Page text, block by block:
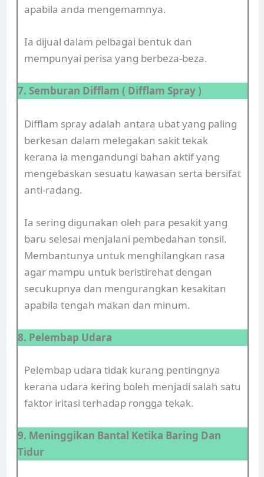
apabila anda mengemamnya.
Ia dijual dalam pelbagai bentuk dan
mempunyai perisa yang berbeza-beza.
7. Semburan Difflam ( Difflam Spray )
Difflam spray adalah antara ubat yang paling
berkesan dalam melegakan sakit tekak
kerana ia mengandungi bahan aktif yang
mengebaskan sesuatu kawasan serta bersifat
anti-radang.
Ia sering digunakan oleh para pesakit yang
baru selesai menjalani pembedahan tonsil.
Membantunya untuk menghilangkan rasa
agar mampu untuk beristirehat dengan
secukupnya dan mengurangkan kesakitan
apabila tengah makan dan minum.
8. Pelembap Udara
Pelembap udara tidak kurang pentingnya
kerana udara kering boleh menjadi salah satu
faktor iritasi terhadap rongga tekak.
9. Meninggikan Bantal Ketika Baring Dan
Tidur